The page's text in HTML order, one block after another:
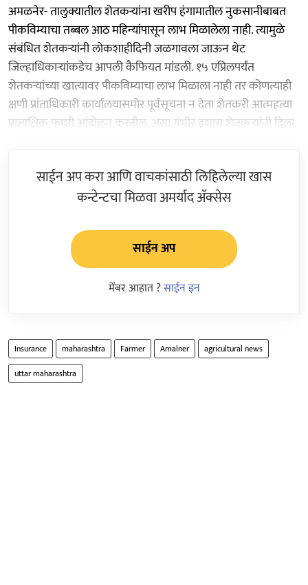
अमळनेर- तालुक्यातील शेतकऱ्यांना खरीप हंगामातील नुकसानीबाबत
पीकविम्याचा तब्बल आठ महिन्यांपासून लाभ मिळालेला नाही. त्यामुळे
संबंधित शेतकऱ्यांनी लोकशाहीदिनी जळगावला जाऊन थेट
जिल्हाधिकाऱ्यांकडेच आपली कैफियत मांडली. १५ एप्रिलपर्यंत
शेतकऱ्यांच्या खात्यावर पीकविम्याचा लाभ मिळाला नाही तर कोणत्याही
क्षणी प्रांताधिकारी कार्यालयासमोर पूर्वसूचना न देता शेतकरी आत्महत्या
प्रात्यक्षिक फाशी आंदोलन करतील, असा गंभीर इशारा शेतकऱ्यांनी दिला.
साईन अप करा आणि वाचकांसाठी लिहिलेल्या खास
कन्टेन्टचा मिळवा अमर्याद ॲक्सेस
साईन अप
मेंबर आहात ?साईन इन
Insurance maharashtra Farmer Amalner
agricultural news
uttar maharashtra